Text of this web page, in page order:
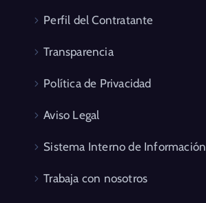
Perfil del Contratante
Transparencia
Política de Privacidad
Aviso Legal
Sistema Interno de Información
Trabaja con nosotros